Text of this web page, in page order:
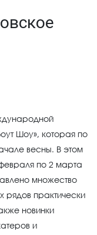
Шоу», которая по
весны. В этом
по 2 марта
множество
рядов практически
новинки
и